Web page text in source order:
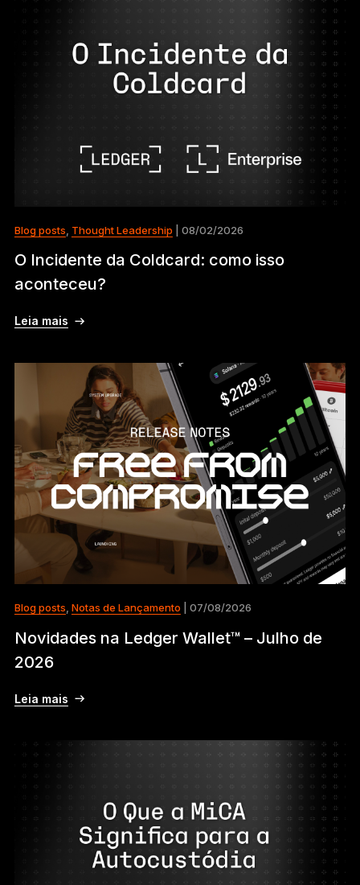
Blog posts Thought Leadership | 08/02/2026
O Incidente da Coldcard: como isso
aconteceu?
Leia mais
Blog posts Notas de Lançamento | 07/08/2026
Novidades na Ledger Wallet™ – Julho de
2026
Leia mais